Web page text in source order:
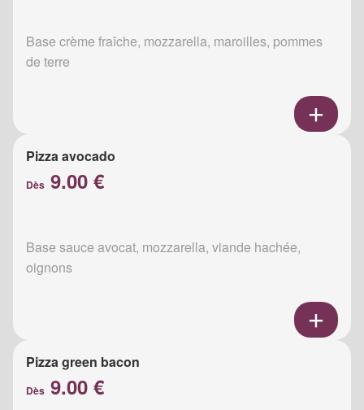
Base crème fraîche, mozzarella, maroilles, pommes
de terre
Pizza avocado
Dès 9.00 €
Base sauce avocat, mozzarella, viande hachée,
oignons
Pizza green bacon
Dès 9.00 €